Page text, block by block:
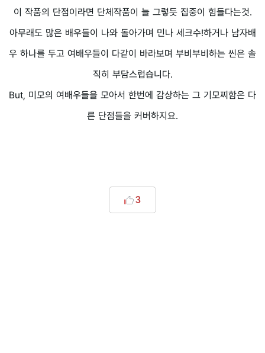
이 작품의 단점이라면 단체작품이 늘 그렇듯 집중이 힘들다는것.
아무래도 많은 배우들이 나와 돌아가며 민나 세크수!하거나 남자배
우 하나를 두고 여배우들이 다같이 바라보며 부비부비하는 씬은 솔
직히 부담스럽습니다.
But, 미모의 여배우들을 모아서 한번에 감상하는 그 기모찌함은 다
른 단점들을 커버하지요.
3